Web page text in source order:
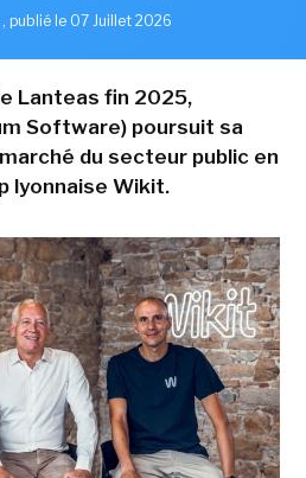
, publié le 07 Juillet 2026
Lanteas fin 2025,
Software) poursuit sa
du secteur public en
lyonnaise Wikit.